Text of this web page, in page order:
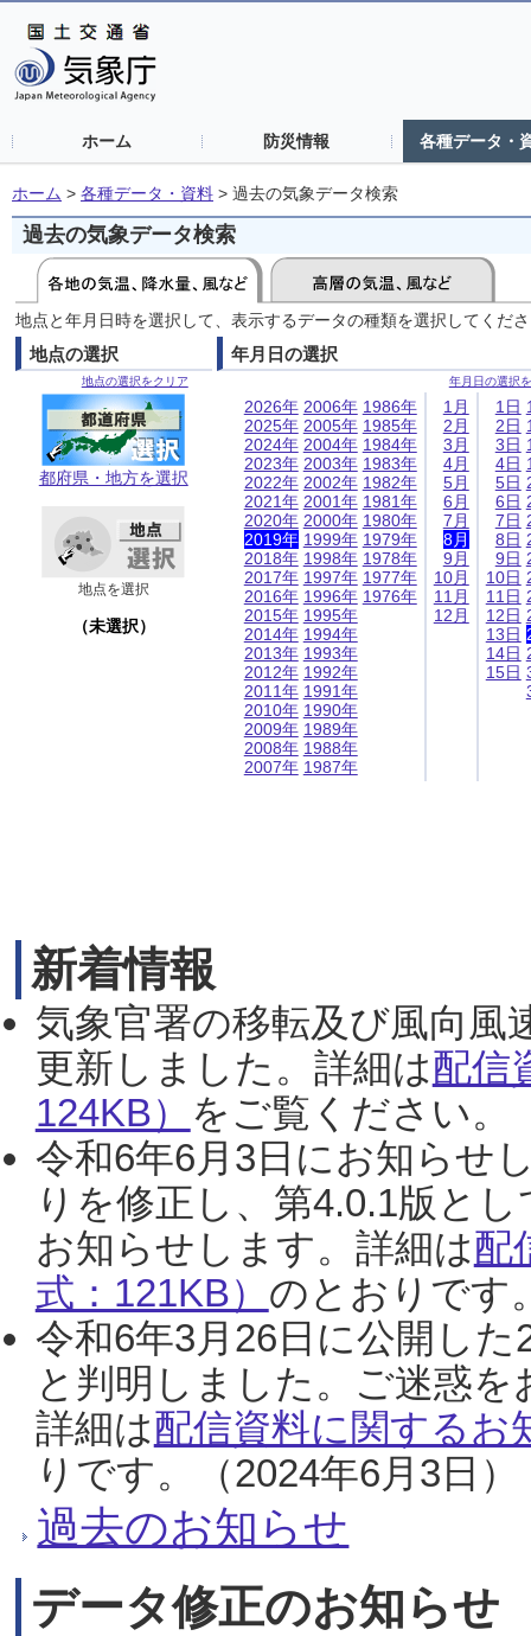
ホーム 防災情報 各種データ・
ホーム > 各種データ・資料 > 過去の気象データ検索
過去の気象データ検索
地点と年月日時を選択して、表示するデータの種類を選択してくだ
地点の選択
地点の選択をクリア
都府県・地方を選択
地点を選択
（未選択）
年月日の選択
年月日の選択
2026年
2025年
2024年
2023年
2022年
2021年
2020年
2019年
2018年
2017年
2016年
2015年
2014年
2013年
2012年
2011年
2010年
2009年
2008年
2007年
2006年
2005年
2004年
2003年
2002年
2001年
2000年
1999年
1998年
1997年
1996年
1995年
1994年
1993年
1992年
1991年
1990年
1989年
1988年
1987年
1986年
1985年
1984年
1983年
1982年
1981年
1980年
1979年
1978年
1977年
1976年
1月
2月
3月
4月
5月
6月
7月
8月
9月
10月
11月
12月
1日
2日
3日
4日
5日
6日
7日
8日
9日
10日
11日
12日
13日
14日
15日
新着情報
気象官署の移転及び風向風
更新しました。詳細は配信
124KB） をご覧ください。
令和6年6月3日にお知らせ
りを修正し、第4.0.1版と
お知らせします。詳細は配
式：121KB） のとおりです
令和6年3月26日に公開し
と判明しました。ご迷惑
詳細は配信資料に関するお
りです。（2024年6月3日）
過去のお知らせ
データ修正のお知らせ